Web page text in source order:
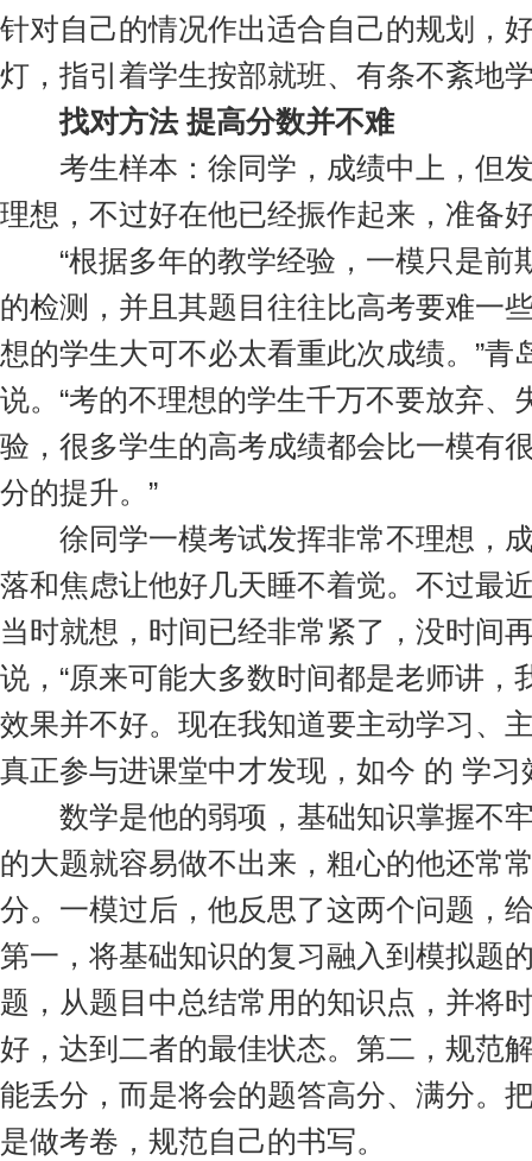
针对自己的情况作出适合自己的规划，
灯，指引着学生按部就班、有条不紊地
找对方法 提高分数并不难
考生样本：徐同学，成绩中上，但发
理想，不过好在他已经振作起来，准备
“根据多年的教学经验，一模只是前
的检测，并且其题目往往比高考要难一
想的学生大可不必太看重此次成绩。”青
说。“考的不理想的学生千万不要放弃、
验，很多学生的高考成绩都会比一模有
分的提升。”
徐同学一模考试发挥非常不理想，成
落和焦虑让他好几天睡不着觉。不过最
当时就想，时间已经非常紧了，没时间
说，“原来可能大多数时间都是老师讲，
效果并不好。现在我知道要主动学习、
真正参与进课堂中才发现，如今 的 学习
数学是他的弱项，基础知识掌握不牢
的大题就容易做不出来，粗心的他还常
分。一模过后，他反思了这两个问题，
第一，将基础知识的复习融入到模拟题
题，从题目中总结常用的知识点，并将
好，达到二者的最佳状态。第二，规范
能丢分，而是将会的题答高分、满分。
是做考卷，规范自己的书写。